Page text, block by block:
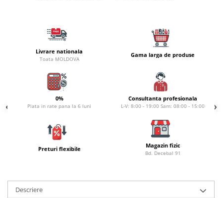
Carlige la rapitor
Greutati la rapitor
Accesorii rapitor
Monturi rapitor
Momeli la rapitor
Nada si momeala
Boiles
Wafters
Livrare nationala
Toata MOLDOVA
Gama larga de produse
0%
Plata in rate pana la 6 luni
Consultanta profesionala
L-V: 8:00 - 19:00 Sam: 08:00 - 15:00
Preturi flexibile Magazin fizic
Bd. Decebal 91
Descriere